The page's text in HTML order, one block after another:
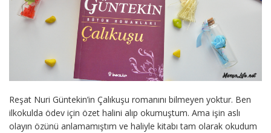
Reşat Nuri Güntekin’in Çalıkuşu romanını bilmeyen yoktur. Ben
ilkokulda ödev için özet halini alıp okumuştum. Ama işin aslı
olayın özünü anlamamıştım ve haliyle kitabı tam olarak okudum